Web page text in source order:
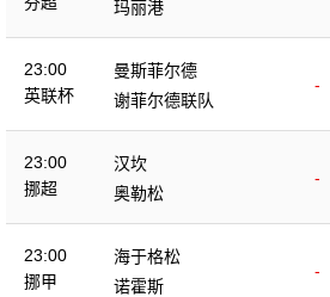
玛丽港
23:00
英联杯
曼斯菲尔德
-
谢菲尔德联队
23:00
挪超
汉坎
-
奥勒松
23:00
挪甲
海于格松
-
诺霍斯